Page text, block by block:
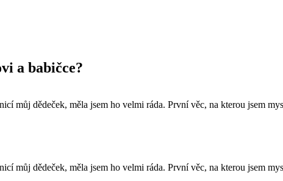
a babičce?
můj dědeček, měla jsem ho velmi ráda. První věc, na kterou jsem
můj dědeček, měla jsem ho velmi ráda. První věc, na kterou jsem